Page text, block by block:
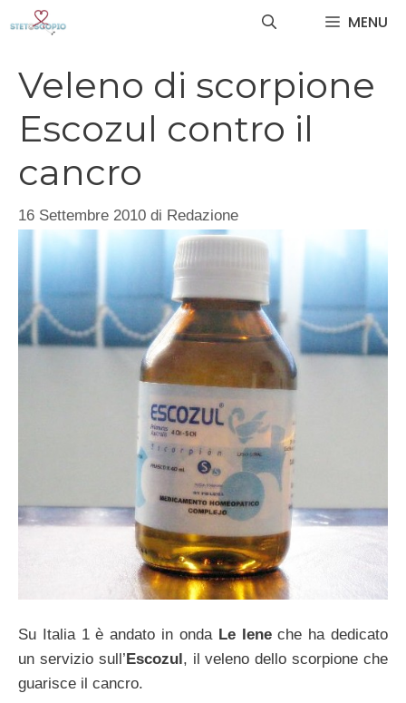
MENU
Veleno di scorpione
Escozul contro il
cancro
16 Settembre 2010 di Redazione
Su Italia 1 è andato in onda Le Ieneche ha dedicato
un servizio sull’Escozul, il veleno dello scorpione che
guarisce il cancro.